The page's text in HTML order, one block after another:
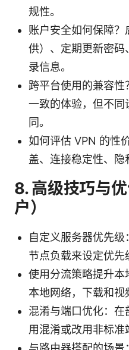
规性。
账户安全如何保障
供）、定期更新密
录信息。
跨平台使用的兼容
一致的体验，但不同
同。
如何评估 VPN 的性
盖、连接稳定性、隐
8. 高级技巧与
户）
自定义服务器优先级
节点负载来设定优先
使用分流策略提升本
本地网络，下载和视
混淆与端口优化：在
用混淆或改用非标准